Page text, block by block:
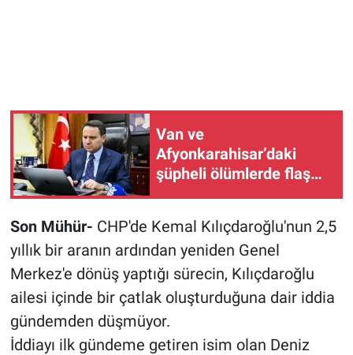
Van ve
Afyonkarahisar’daki
şüpheli ölümlerde flaş
Son Mühür- CHP'de Kemal Kılıçdaroğlu'nun 2,5
yıllık bir aranın ardından yeniden Genel
Merkez'e dönüş yaptığı sürecin, Kılıçdaroğlu
ailesi içinde bir çatlak oluşturduğuna dair iddia
gündemden düşmüyor.
İddiayı ilk gündeme getiren isim olan Deniz